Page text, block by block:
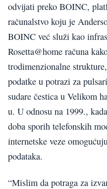
odvijati preko BOINC,
računalstvo koju je
BOINC već služi kao
Rosetta@home računa
trodimenzionalne
podatke u potrazi za
sudare čestica u Velikom
u. U odnosu na 1999.,
doba sporih telefonskih
internetske veze
podataka.
“Mislim da potraga za